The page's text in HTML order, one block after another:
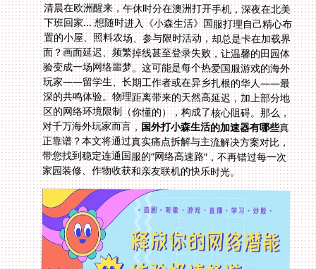
清晨在欧洲醒来，午休时分在澳洲打开手机，深夜在北美
下班回家... 想随时进入《小森生活》国服打理自己精心布
置的小屋、照料农场、参与限时活动，却总是卡在加载界
面？画面延迟、频繁掉线甚至登录失败，让温馨的田园体
验变成一场网络噩梦。这可能是每个热爱国服游戏的海外
玩家——留学生、长期工作者或在异乡扎根的华人——最
深的共鸣体验。物理距离带来的天然高延迟，加上部分地
区的网络环境限制（你懂的），构成了核心阻碍。那么，
对千万海外玩家而言，国外打小森生活的加速器有哪些真
正靠谱？本文将通过真实痛点拆解与主流解决方案对比，
带您找到稳定连通国服的“网络高速路”，不再错过每一次
家园装修、作物收获和亲友联机的快乐时光。